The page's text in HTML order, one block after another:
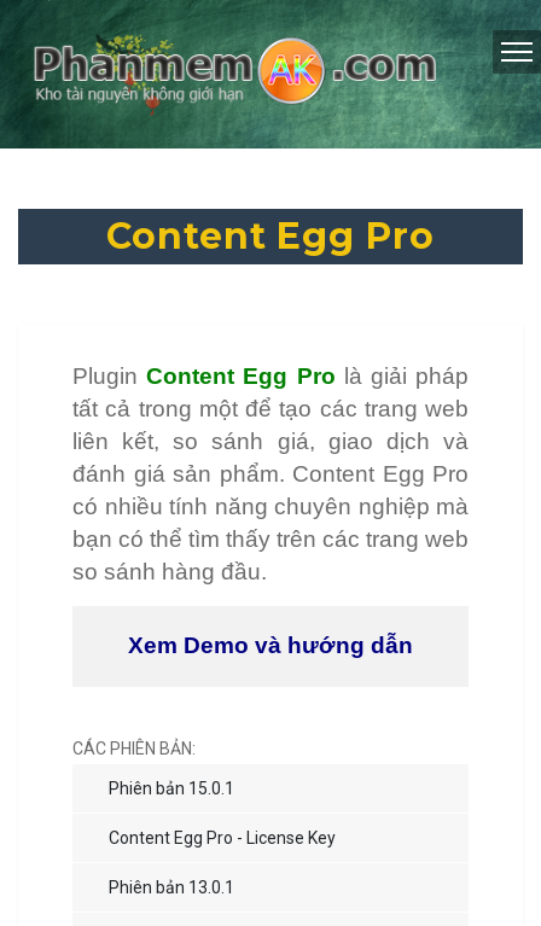
Content Egg Pro
PluginContent Egg Pro là giải pháp
tất cả trong một để tạo các trang web
liên kết, so sánh giá, giao dịch và
đánh giá sản phẩm. Content Egg Pro
có nhiều tính năng chuyên nghiệp mà
bạn có thể tìm thấy trên các trang web
so sánh hàng đầu.
Xem Demo và hướng dẫn
CÁC PHIÊN BẢN:
Phiên bản 15.0.1
Content Egg Pro - License Key
Phiên bản 13.0.1